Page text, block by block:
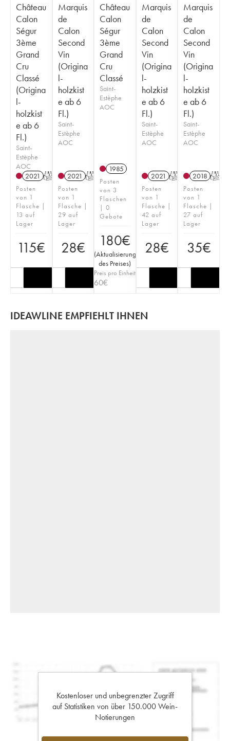
Château
Calon
Ségur
3ème
Grand
Cru
Classé
(Origina
l-
holzkist
e ab 6
Fl.)
Saint-
Estèphe
AOC
2021 T
Posten
von 1
Flasche |
13 auf
Lager
115€
Marquis
de
Calon
Second
Vin
(Origina
l-
holzkist
e ab 6
Fl.)
Saint-
Estèphe
AOC
2021 T
Posten
von 1
Flasche |
29 auf
Lager
28€
Château
Calon
Ségur
3ème
Grand
Cru
Classé
Saint-
Estèphe
AOC
1985
Posten
von 3
Flaschen
| 0
Gebote
180€
(Aktualisierung
des Preises)
Preis pro Einheit
60€
Marquis
de
Calon
Second
Vin
(Origina
l-
holzkist
e ab 6
Fl.)
Saint-
Estèphe
AOC
2021 T
Posten
von 1
Flasche |
42 auf
Lager
28€
Marquis
de
Calon
Second
Vin
(Origina
l-
holzkist
e ab 6
Fl.)
Saint-
Estèphe
AOC
2018 T
Posten
von 1
Flasche |
27 auf
Lager
35€
IDEAWLINE EMPFIEHLT IHNEN
Kostenloser und unbegrenzter Zugriff
auf Statistiken von über 150.000 Wein-
Notierungen